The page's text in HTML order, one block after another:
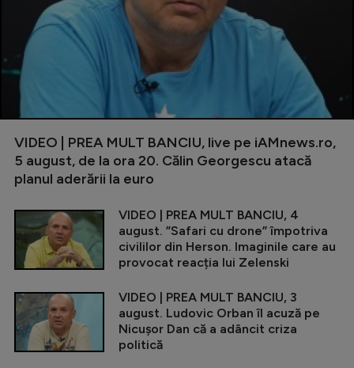
VIDEO | PREA MULT BANCIU, live pe iAMnews.ro,
5 august, de la ora 20. Călin Georgescu atacă
planul aderării la euro
VIDEO | PREA MULT BANCIU, 4
august. ”Safari cu drone” împotriva
civililor din Herson. Imaginile care au
provocat reacția lui Zelenski
VIDEO | PREA MULT BANCIU, 3
august. Ludovic Orban îl acuză pe
Nicușor Dan că a adâncit criza
politică